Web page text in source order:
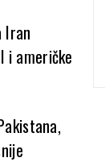
Iran
i američke